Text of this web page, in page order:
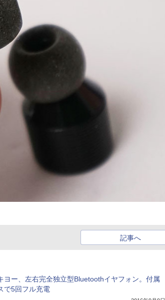
記事へ
ヨー、左右完全独立型Bluetoothイヤフォン。付属
で5回フル充電